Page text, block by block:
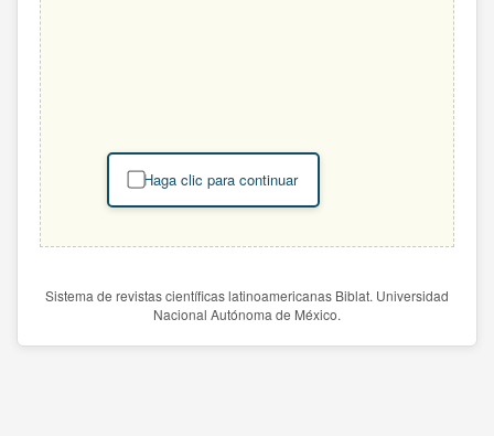
Haga clic para continuar
Sistema de revistas científicas latinoamericanas Biblat. Universidad
Nacional Autónoma de México.